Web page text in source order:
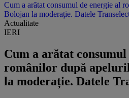
Cum a arătat consumul de energie al
Bolojan la moderație. Datele
Actualitate
IERI
Cum a arătat
românilor după
la moderație. Datele